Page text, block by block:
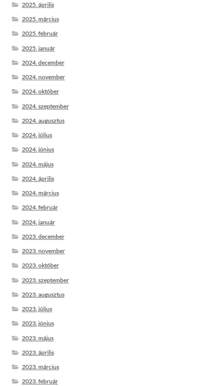
2025. április
2025. március
2025. február
2025. január
2024. december
2024. november
2024. október
2024. szeptember
2024. augusztus
2024. július
2024. június
2024. május
2024. április
2024. március
2024. február
2024. január
2023. december
2023. november
2023. október
2023. szeptember
2023. augusztus
2023. július
2023. június
2023. május
2023. április
2023. március
2023. február